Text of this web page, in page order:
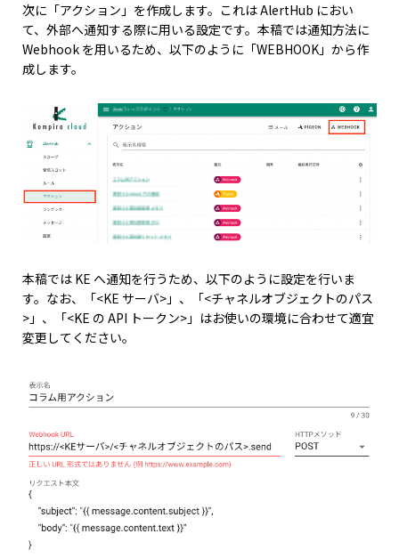
次に「アクション」を作成します。これは AlertHub におい
て、外部へ通知する際に用いる設定です。本稿では通知方法に
Webhook を用いるため、以下のように「WEBHOOK」から作
成します。
本稿では KE へ通知を行うため、以下のように設定を行いま
す。なお、「<KE サーバ>」、「<チャネルオブジェクトのパス
>」、「<KE の API トークン>」はお使いの環境に合わせて適宜
変更してください。